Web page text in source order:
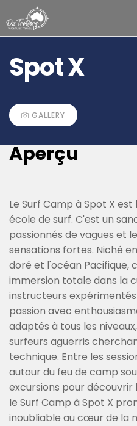
Spot X
GALLERY
Aperçu
Le Surf Camp à Spot X
école de surf. C'est un
passionnés de vagues et
sensations fortes. Niché
doré et l'océan Pacifique,
immersion totale dans la
instructeurs
passion avec
adaptés à tous les
surfeurs aguerris
technique. Entre les
autour du feu de camp
excursions pour
le Surf Camp à Spot X
inoubliable au cœur de la